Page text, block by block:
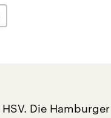
Die